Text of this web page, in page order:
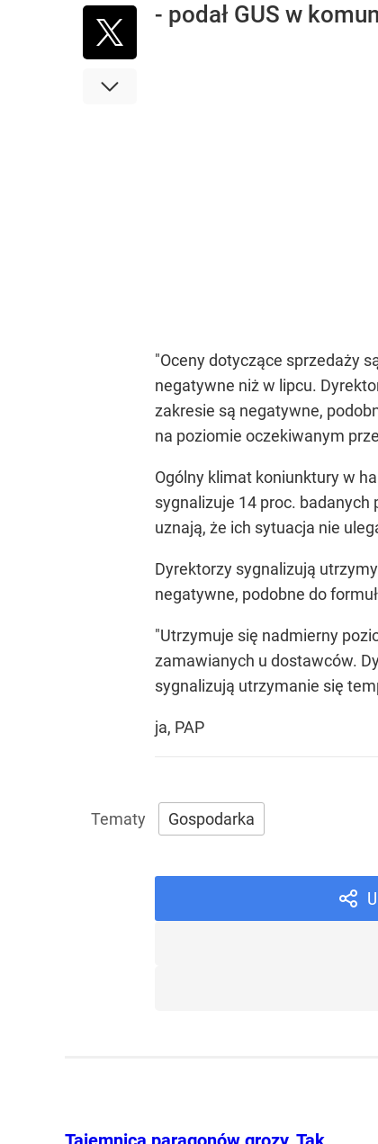
- podał GUS w
"Oceny dotyczące sprzedaży
negatywne niż w lipcu.
zakresie są negatywne,
na poziomie oczekiwanym
Ogólny klimat koniunktury w
sygnalizuje 14 proc. badanych
uznają, że ich sytuacja nie
Dyrektorzy sygnalizują
negatywne, podobne do
"Utrzymuje się nadmierny
zamawianych u dostawców.
sygnalizują utrzymanie się
ja, PAP
Gospodarka